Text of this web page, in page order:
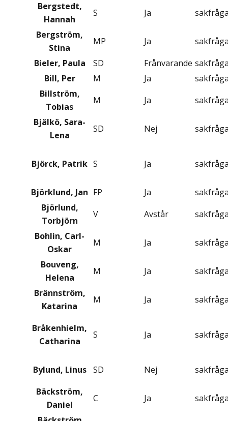
Bergstedt,
Hannah
S Ja
Bergström,
Stina
MP Ja
Bieler, Paula
SD Frånvarande
Bill, Per
M Ja
Billström,
Tobias
M Ja
Bjälkö, Sara-
Lena
SD Nej
Björck, Patrik S Ja
Björklund, Jan FP Ja
Björlund,
Torbjörn
V Avstår
Bohlin, Carl-
Oskar
M Ja
Bouveng,
Helena
M Ja
Brännström,
Katarina
M Ja
Bråkenhielm,
Catharina
S Ja
Bylund, Linus SD Nej
Bäckström,
Daniel
C Ja